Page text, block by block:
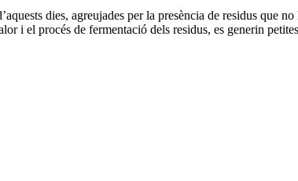
dies, agreujades per la presència de residus que
i el procés de fermentació dels residus, es generin